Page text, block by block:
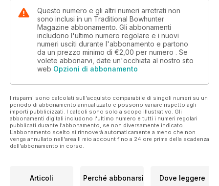
Questo numero e gli altri numeri arretrati non
sono inclusi in un Traditional Bowhunter
Magazine abbonamento. Gli abbonamenti
includono l'ultimo numero regolare e i nuovi
numeri usciti durante l'abbonamento e partono
da un prezzo minimo di €2,00 per numero . Se
volete abbonarvi, date un'occhiata al nostro sito
web Opzioni di abbonamento
I risparmi sono calcolati sull'acquisto comparabile di singoli numeri su un
periodo di abbonamento annualizzato e possono variare rispetto agli
importi pubblicizzati. I calcoli sono solo a scopo illustrativo. Gli
abbonamenti digitali includono l'ultimo numero e tutti i numeri regolari
pubblicati durante l'abbonamento, se non diversamente indicato.
L'abbonamento scelto si rinnoverà automaticamente a meno che non
venga annullato nell'area Il mio account fino a 24 ore prima della scadenza
dell'abbonamento in corso.
Articoli Perché abbonarsi Dove leggere